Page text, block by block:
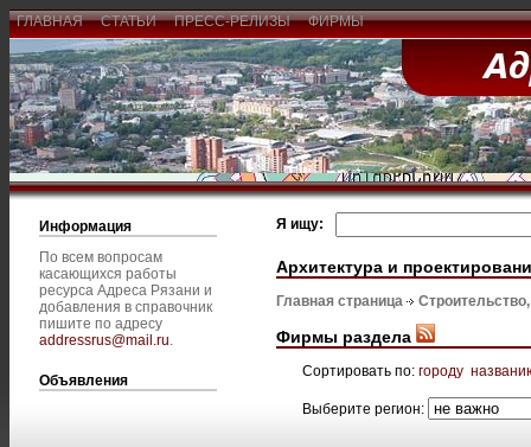
ГЛАВНАЯ СТАТЬИ ПРЕСС-РЕЛИЗЫ ФИРМЫ
Информация
По всем вопросам
касающихся работы
ресурса Адреса Рязани и
добавления в справочник
пишите по адресу
addressrus@mail.ru.
Объявления
Я ищу:
Архитектура и
Главная страница
Фирмы раздела
Сортировать по: городу
Выберите регион: